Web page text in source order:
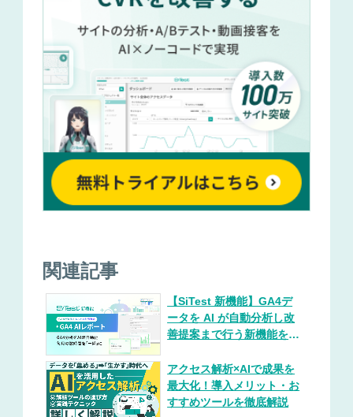
関連記事
【SiTest 新機能】GA4デ
ータを AI が自動分析し改
善提案まで行う新機能を提
アクセス解析×AIで成果を
最大化！導入メリット・お
すすめツールを徹底解説